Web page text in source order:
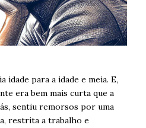
idade para a idade e meia. E,
era bem mais curta que a
sentiu remorsos por uma
restrita a trabalho e